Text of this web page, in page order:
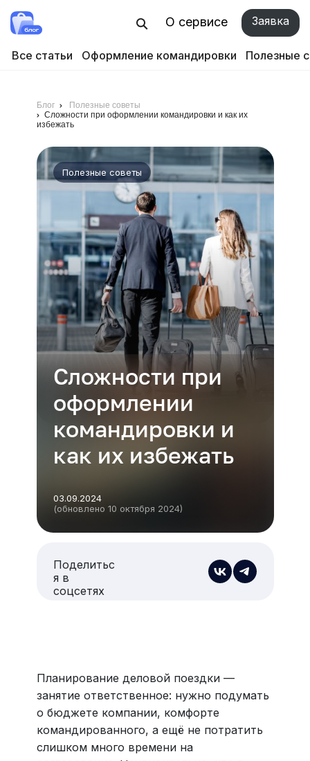
О сервисе Заявка
Все статьи Оформление командировки Полезные
Блог
Полезные советы
Сложности при оформлении командировки и как их
избежать
Полезные советы
Сложности при
оформлении
командировки и
как их избежать
03.09.2024
(обновлено 10 октября 2024)
Поделитьс
я в
соцсетях
Планирование деловой поездки —
занятие ответственное: нужно подумать
о бюджете компании, комфорте
командированного, а ещё не потратить
слишком много времени на